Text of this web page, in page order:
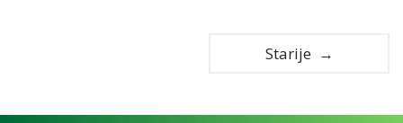
Starije →